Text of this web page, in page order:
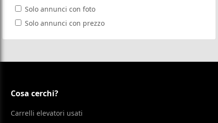
Solo annunci con foto
Solo annunci con prezzo
Cosa cerchi?
Carrelli elevatori usati